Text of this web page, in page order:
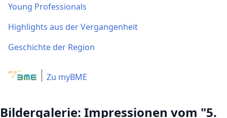
Young Professionals
Highlights aus der Vergangenheit
Geschichte der Region
Zu myBME
Bildergalerie: Impressionen vom "5.